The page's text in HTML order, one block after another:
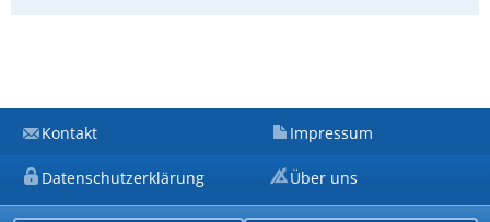
Kontakt Impressum
Datenschutzerklärung Über uns